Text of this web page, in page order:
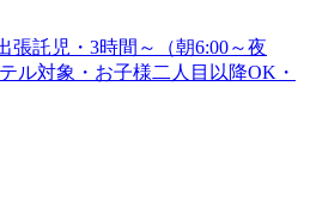
張託児・3時間～（朝6:00～夜
ル対象・お子様二人目以降OK・